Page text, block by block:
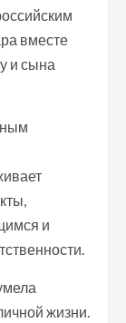
вместе
и сына
и
жизни.